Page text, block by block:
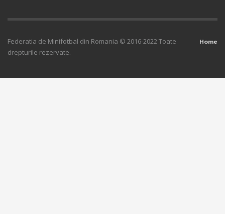
Home
Federatia de Minifotbal din Romania © 2016-2022 Toate
drepturile rezervate.